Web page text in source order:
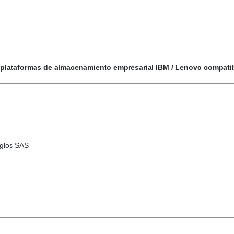
de almacenamiento empresarial IBM / Lenovo
SAS